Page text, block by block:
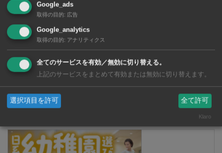
タイ・バンコクの保
【2026年版】
Google_ads
取得の目的: 広告
Google_analytics
取得の目的: アナリティクス
全てのサービスを有効／無効に切り替える。
上記のサービスをまとめて有効または無効に切り替えます。
選択項目を許可 全て許可
Klaro